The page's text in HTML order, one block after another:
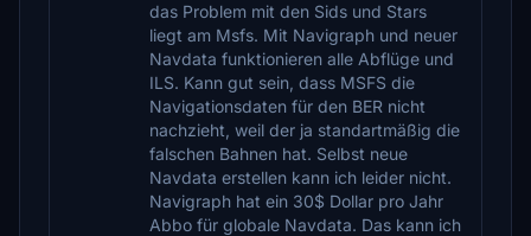
das Problem mit den Sids und Stars
liegt am Msfs. Mit Navigraph und neuer
Navdata funktionieren alle Abflüge und
ILS. Kann gut sein, dass MSFS die
Navigationsdaten für den BER nicht
nachzieht, weil der ja standartmäßig die
falschen Bahnen hat. Selbst neue
Navdata erstellen kann ich leider nicht.
Navigraph hat ein 30$ Dollar pro Jahr
Abbo für globale Navdata. Das kann ich